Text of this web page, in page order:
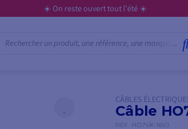
☀️ On reste ouvert tout l'été ☀️
CÂBLES
Câble
RÉF. HO7VK-16VJ